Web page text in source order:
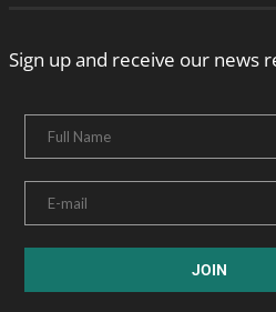
Sign up and receive our news